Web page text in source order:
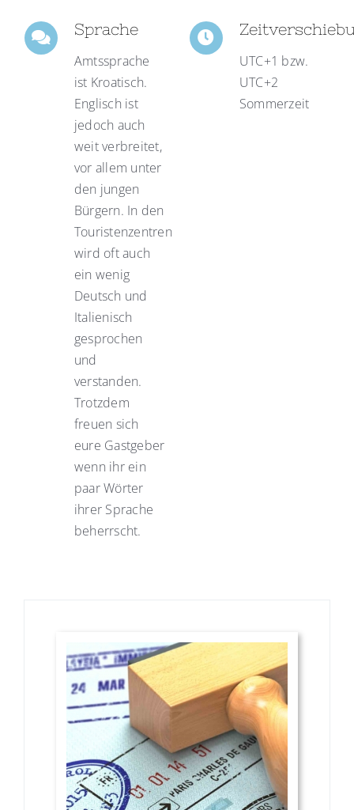
Sprache
Amtssprache
ist Kroatisch.
Englisch ist
jedoch auch
weit verbreitet,
vor allem unter
den jungen
Bürgern. In den
Touristenzentren
wird oft auch
ein wenig
Deutsch und
Italienisch
gesprochen
und
verstanden.
Trotzdem
freuen sich
eure Gastgeber
wenn ihr ein
paar Wörter
ihrer Sprache
beherrscht.
UTC+1 bzw.
UTC+2
Sommerzeit